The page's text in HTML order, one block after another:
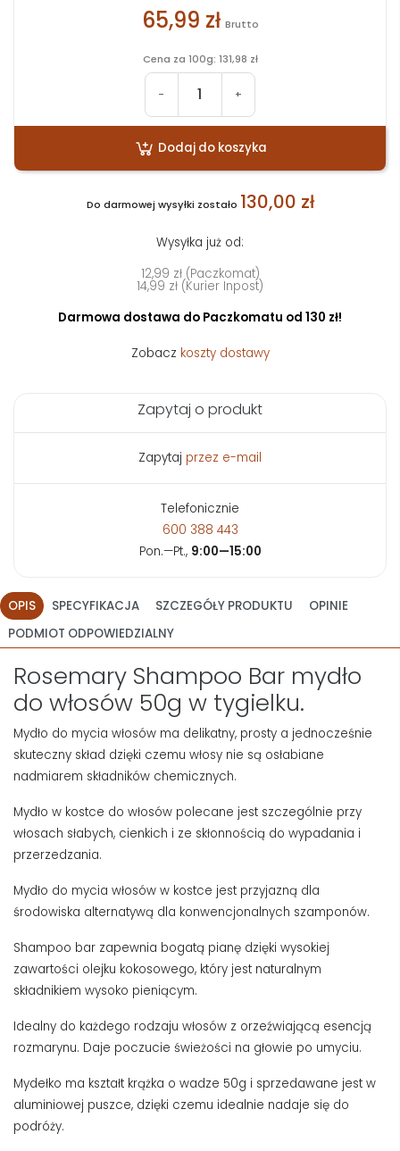
65,99 zł Brutto
Cena za 100g: 131,98 zł
- +
Dodaj do koszyka
Do darmowej wysyłki zostało 130,00 zł
Wysyłka już od:
12,99 zł (Paczkomat)
14,99 zł (Kurier Inpost)
Darmowa dostawa do Paczkomatu od 130 zł!
Zobacz koszty dostawy
Zapytaj o produkt
Zapytaj przez e-mail
Telefonicznie
600 388 443
Pon.—Pt., 9:00—15:00
OPIS SPECYFIKACJA SZCZEGÓŁY PRODUKTU
OPINIE
PODMIOT ODPOWIEDZIALNY
Rosemary Shampoo Bar mydło
do włosów 50g w tygielku.
Mydło do mycia włosów ma delikatny, prosty a jednocześnie
skuteczny skład dzięki czemu włosy nie są osłabiane
nadmiarem składników chemicznych.
Mydło w kostce do włosów polecane jest szczególnie przy
włosach słabych, cienkich i ze skłonnością do wypadania i
przerzedzania.
Mydło do mycia włosów w kostce jest przyjazną dla
środowiska alternatywą dla konwencjonalnych szamponów.
Shampoo bar zapewnia bogatą pianę dzięki wysokiej
zawartości olejku kokosowego, który jest naturalnym
składnikiem wysoko pieniącym.
Idealny do każdego rodzaju włosów z orzeźwiającą esencją
rozmarynu. Daje poczucie świeżości na głowie po umyciu.
Mydełko ma kształt krążka o wadze 50g i sprzedawane jest w
aluminiowej puszce, dzięki czemu idealnie nadaje się do
podróży.